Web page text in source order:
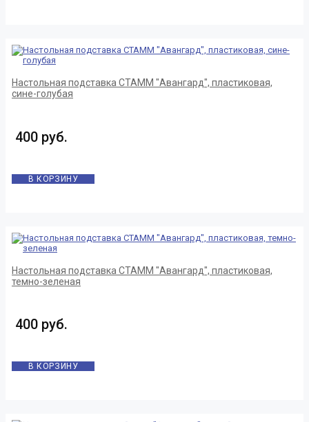
Настольная подставка СТАММ "Авангард", пластиковая,
сине-голубая
400 руб.
В КОРЗИНУ
Настольная подставка СТАММ "Авангард", пластиковая,
темно-зеленая
400 руб.
В КОРЗИНУ